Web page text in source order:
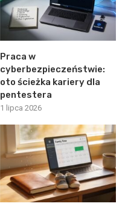
Praca w
cyberbezpieczeństwie:
oto ścieżka kariery dla
pentestera
1 lipca 2026